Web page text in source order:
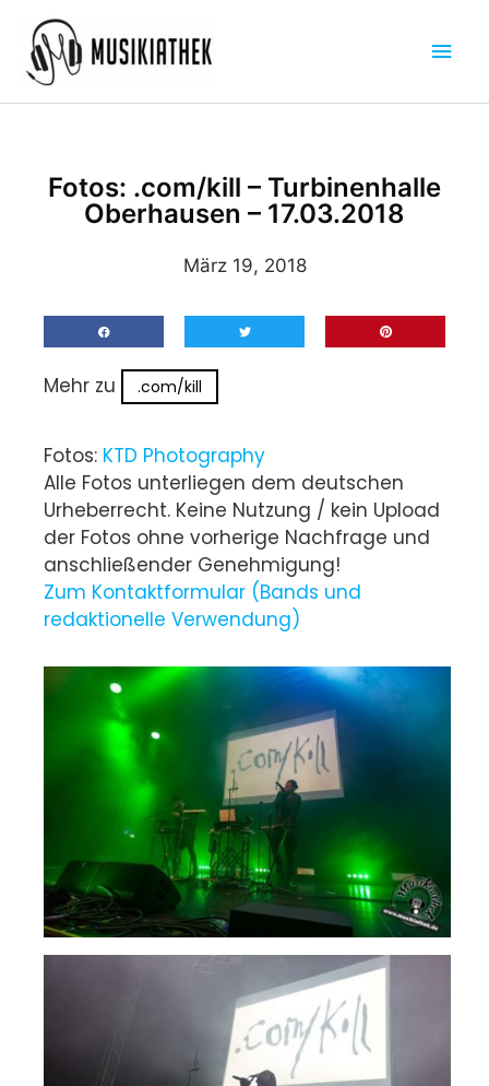
Inhalt
springen
Fotos: .com/kill – Turbinenhalle
Oberhausen – 17.03.2018
März 19, 2018
Mehr zu .com/kill
Fotos: KTD Photography
Alle Fotos unterliegen dem deutschen
Urheberrecht. Keine Nutzung / kein Upload
der Fotos ohne vorherige Nachfrage und
anschließender Genehmigung!
Zum Kontaktformular (Bands und
redaktionelle Verwendung)